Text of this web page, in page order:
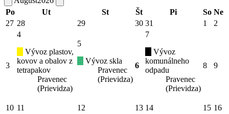
Po
Ut St Št Pi So Ne
27 28 29 30 31 1 2
3
4
Vývoz plastov,
kovov a obalov z
tetrapakov
Pravenec
(Prievidza)
5
Vývoz skla
Pravenec
(Prievidza)
6
7
Vývoz
komunálneho
odpadu
Pravenec
(Prievidza)
8 9
10 11 12 13 14 15 16